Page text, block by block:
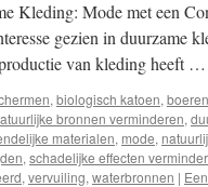
Kleding: Mode met een
gezien in duurzame
van kleding heeft …
, biologisch katoen,
bronnen verminderen,
materialen, mode,
, schadelijke effecten
, vervuiling, waterbronnen |